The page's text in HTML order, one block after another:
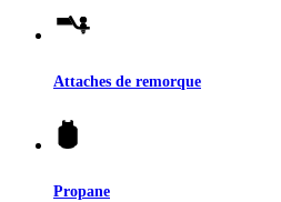
Attaches de remorque
Propane